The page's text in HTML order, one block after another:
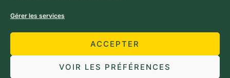
Gérer les services
ACCEPTER
VOIR LES PRÉFÉRENCES